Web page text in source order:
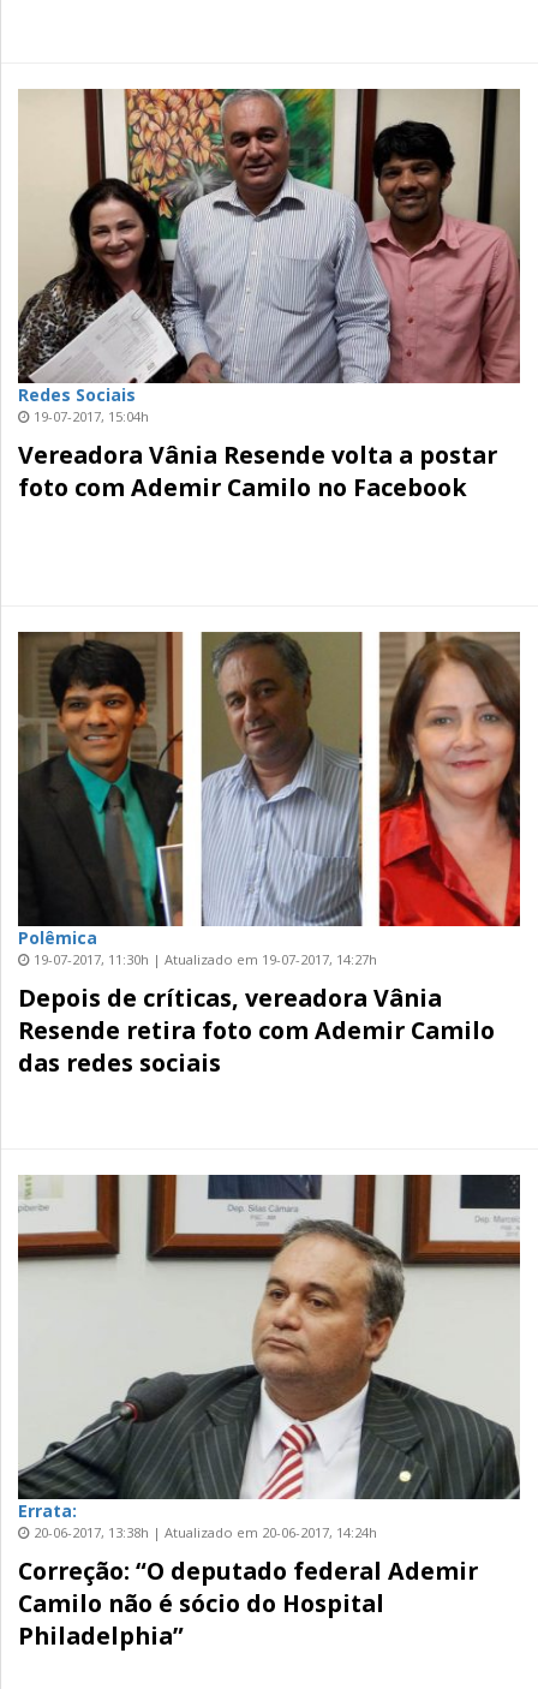
Redes Sociais
19-07-2017, 15:04h
Vereadora Vânia Resende volta a postar
foto com Ademir Camilo no Facebook
Polêmica
19-07-2017, 11:30h | Atualizado em 19-07-2017, 14:27h
Depois de críticas, vereadora Vânia
Resende retira foto com Ademir Camilo
das redes sociais
Errata:
20-06-2017, 13:38h | Atualizado em 20-06-2017, 14:24h
Correção: “O deputado federal Ademir
Camilo não é sócio do Hospital
Philadelphia”